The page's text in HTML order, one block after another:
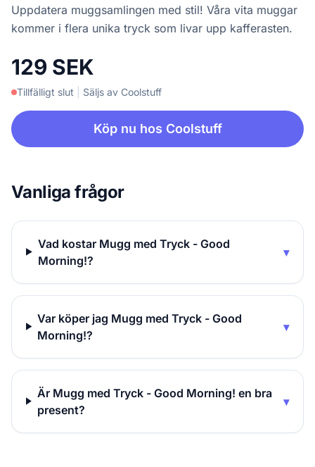
Uppdatera muggsamlingen med stil! Våra vita muggar
kommer i flera unika tryck som livar upp kafferasten.
129 SEK
Tillfälligt slut Säljs av Coolstuff
Köp nu hos Coolstuff
Vanliga frågor
Vad kostar Mugg med Tryck - Good
Morning!?
▾
Var köper jag Mugg med Tryck - Good
Morning!?
▾
Är Mugg med Tryck - Good Morning! en bra
present?
▾